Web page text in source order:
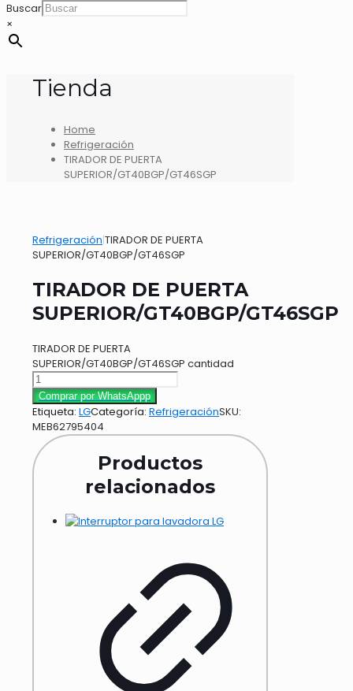
Buscar
×
Tienda
Home
Refrigeración
TIRADOR DE PUERTA
SUPERIOR/GT40BGP/GT46SGP
Refrigeración|TIRADOR DE PUERTA
SUPERIOR/GT40BGP/GT46SGP
TIRADOR DE PUERTA
SUPERIOR/GT40BGP/GT46SGP
TIRADOR DE PUERTA
SUPERIOR/GT40BGP/GT46SGP cantidad
Comprar por WhatsAppp
Etiqueta: LGCategoría: RefrigeraciónSKU:
MEB62795404
Productos
relacionados